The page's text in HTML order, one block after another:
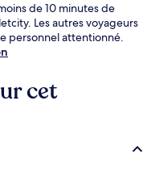
de 10 minutes de
Les autres voyageurs
personnel attentionné.
cet